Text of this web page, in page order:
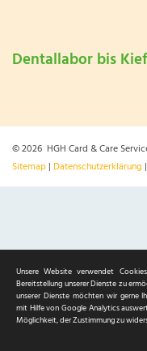
Dentallabor bis
© 2026 HGH Card & Care
Sitemap | Datenschutzerklärung |
Unsere Website verwendet
Bereitstellung unserer Dienste zu
unserer Dienste möchten wir gerne
mit Hilfe von Google Analytics
Möglichkeit, der Zustimmung zu